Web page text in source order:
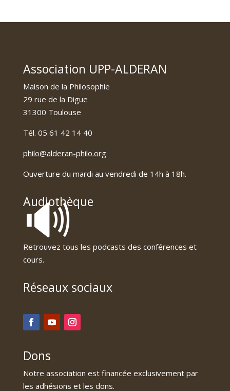
Association UPP-ALDERAN
Maison de la Philosophie
29 rue de la Digue
31300 Toulouse
Tél. 05 61 42 14 40
philo@alderan-philo.org
Ouverture du mardi au vendredi de 14h à 18h.
Audiothèque
🔊
Retrouvez tous les podcasts des conférences et
cours.
Réseaux sociaux
Dons
Notre association est financée exclusivement par
les adhésions et les dons.